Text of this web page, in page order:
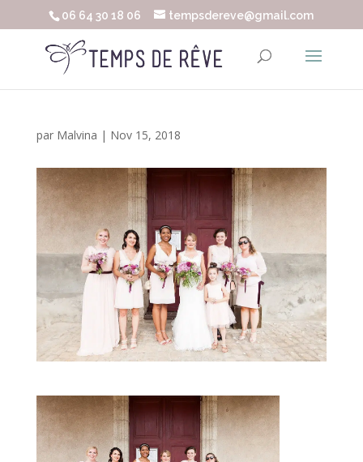
06 64 30 18 06 tempsdereve@gmail.com
par Malvina | Nov 15, 2018